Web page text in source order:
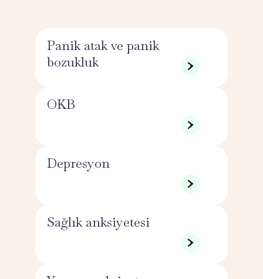
Panik atak ve panik
bozukluk
OKB
Depresyon
Sağlık anksiyetesi